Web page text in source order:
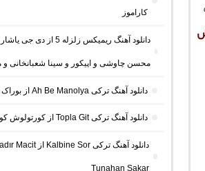
کاراموز
دانلود آهنگ ریمیکس زلزله 5 از
محسن چاوشی و اپیکور و سینا شعبانخانی و
دانلود آهنگ ترکی Ah Be Manolya از بوراک بولوت
دانلود آهنگ ترکی Topla Git از کورتولوش کوش
Tunahan Sakar